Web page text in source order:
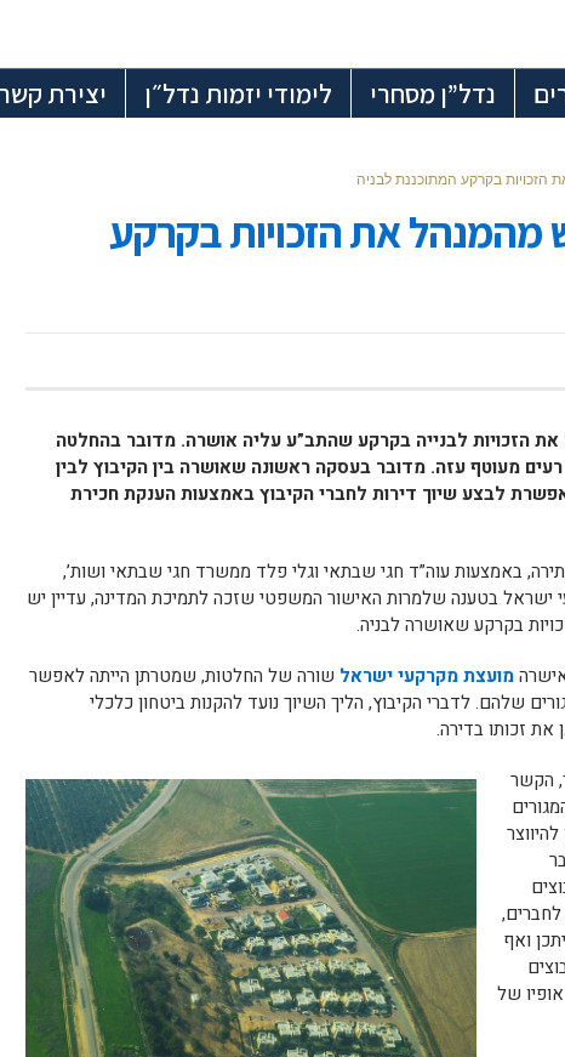
נדל”ן מסחרי לימודי יזמות נדל״ן יצירת קשר
הזכויות בקרקע המתוכננת לבניה
מהמנהל את הזכויות בקרקע
את הזכויות לבנייה בקרקע שהתב”ע עליה אושרה. מדובר בהחלטה
מעוטף עזה. מדובר בעסקה ראשונה שאושרה בין הקיבוץ לבין
לבצע שיוך דירות לחברי הקיבוץ באמצעות הענקת חכירת
באמצעות עוה”ד חגי שבתאי וגלי פלד ממשרד חגי שבתאי ושות’,
ישראל בטענה שלמרות האישור המשפטי שזכה לתמיכת המדינה, עדיין יש
בקרקע שאושרה לבניה.
אישרהמועצת מקרקעי ישראל שורה של החלטות, שמטרתן הייתה לאפשר
שלהם. לדברי הקיבוץ, הליך השיוך נועד להקנות ביטחון כלכלי
את זכותו בדירה.
הקשר
לחברים,
ואף
של